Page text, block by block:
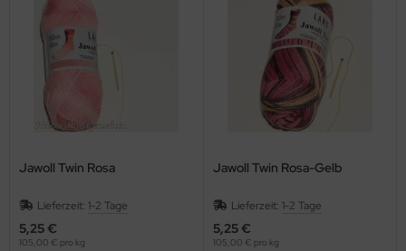
Jawoll Twin Rosa
Lieferzeit: 1-2 Tage
5,25 €
105,00 € pro kg
Jawoll Twin Rosa-Gelb
Lieferzeit: 1-2 Tage
5,25 €
105,00 € pro kg